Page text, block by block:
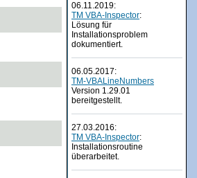
06.11.2019:
TM VBA-Inspector:
Lösung für
Installationsproblem
dokumentiert.
06.05.2017:
TM-VBALineNumbers
Version 1.29.01
bereitgestellt.
27.03.2016:
TM VBA-Inspector:
Installationsroutine
überarbeitet.